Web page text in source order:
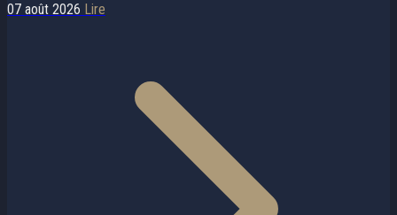
07 août 2026 Lire